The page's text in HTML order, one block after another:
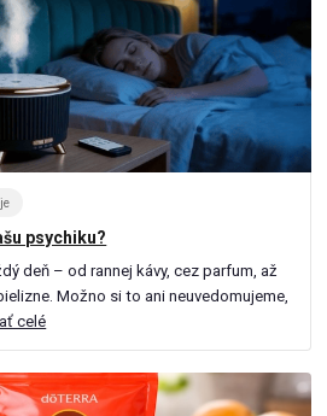
psychiku?
deň – od rannej kávy, cez parfum, až
Možno si to ani neuvedomujeme,
celé